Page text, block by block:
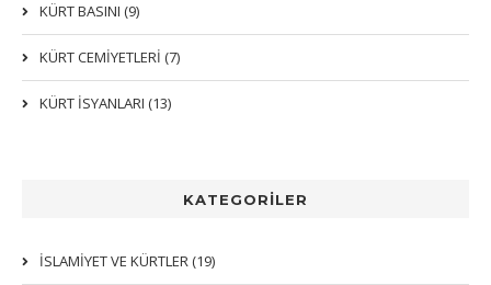
KATEGORİLER
İSLAMIYET VE KÜRTLER (19)
KÜRT BASINI (9)
KÜRT CEMİYETLERİ (7)
KÜRT İSYANLARI (13)